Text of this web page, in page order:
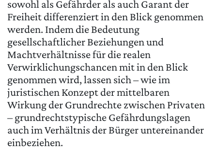
sowohl als Gefährder als auch Garant der
Freiheit differenziert in den Blick genommen
werden. Indem die Bedeutung
gesellschaftlicher Beziehungen und
Machtverhältnisse für die realen
Verwirklichungschancen mit in den Blick
genommen wird, lassen sich – wie im
juristischen Konzept der mittelbaren
Wirkung der Grundrechte zwischen Privaten
– grundrechtstypische Gefährdungslagen
auch im Verhältnis der Bürger untereinander
einbeziehen.